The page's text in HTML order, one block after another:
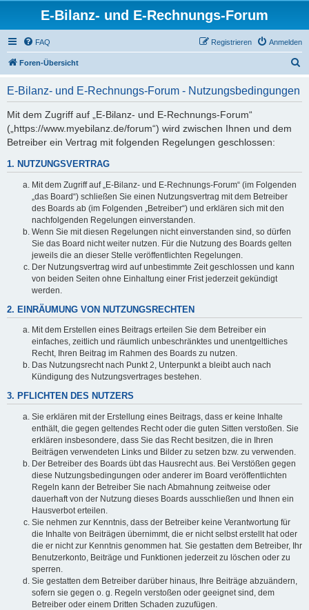
E-Bilanz- und E-Rechnungs-Forum
FAQ Anmelden
Registrieren
Foren-Übersicht
E-Bilanz- und E-Rechnungs-Forum - Nutzungsbedingungen
Mit dem Zugriff auf „E-Bilanz- und E-Rechnungs-Forum“
(„https://www.myebilanz.de/forum“) wird zwischen Ihnen und dem
Betreiber ein Vertrag mit folgenden Regelungen geschlossen:
1. NUTZUNGSVERTRAG
Mit dem Zugriff auf „E-Bilanz- und E-Rechnungs-Forum“ (im Folgenden
„das Board“) schließen Sie einen Nutzungsvertrag mit dem Betreiber
des Boards ab (im Folgenden „Betreiber“) und erklären sich mit den
nachfolgenden Regelungen einverstanden.
Wenn Sie mit diesen Regelungen nicht einverstanden sind, so dürfen
Sie das Board nicht weiter nutzen. Für die Nutzung des Boards gelten
jeweils die an dieser Stelle veröffentlichten Regelungen.
Der Nutzungsvertrag wird auf unbestimmte Zeit geschlossen und kann
von beiden Seiten ohne Einhaltung einer Frist jederzeit gekündigt
werden.
2. EINRÄUMUNG VON NUTZUNGSRECHTEN
Mit dem Erstellen eines Beitrags erteilen Sie dem Betreiber ein
einfaches, zeitlich und räumlich unbeschränktes und unentgeltliches
Recht, Ihren Beitrag im Rahmen des Boards zu nutzen.
Das Nutzungsrecht nach Punkt 2, Unterpunkt a bleibt auch nach
Kündigung des Nutzungsvertrages bestehen.
3. PFLICHTEN DES NUTZERS
Sie erklären mit der Erstellung eines Beitrags, dass er keine Inhalte
enthält, die gegen geltendes Recht oder die guten Sitten verstoßen. Sie
erklären insbesondere, dass Sie das Recht besitzen, die in Ihren
Beiträgen verwendeten Links und Bilder zu setzen bzw. zu verwenden.
Der Betreiber des Boards übt das Hausrecht aus. Bei Verstößen gegen
diese Nutzungsbedingungen oder anderer im Board veröffentlichten
Regeln kann der Betreiber Sie nach Abmahnung zeitweise oder
dauerhaft von der Nutzung dieses Boards ausschließen und Ihnen ein
Hausverbot erteilen.
Sie nehmen zur Kenntnis, dass der Betreiber keine Verantwortung für
die Inhalte von Beiträgen übernimmt, die er nicht selbst erstellt hat oder
die er nicht zur Kenntnis genommen hat. Sie gestatten dem Betreiber, Ihr
Benutzerkonto, Beiträge und Funktionen jederzeit zu löschen oder zu
sperren.
Sie gestatten dem Betreiber darüber hinaus, Ihre Beiträge abzuändern,
sofern sie gegen o. g. Regeln verstoßen oder geeignet sind, dem
Betreiber oder einem Dritten Schaden zuzufügen.